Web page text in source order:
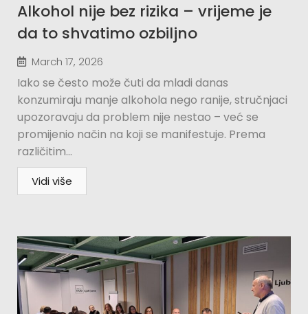
Alkohol nije bez rizika – vrijeme je
da to shvatimo ozbiljno
March 17, 2026
Iako se često može čuti da mladi danas
konzumiraju manje alkohola nego ranije, stručnjaci
upozoravaju da problem nije nestao – već se
promijenio način na koji se manifestuje. Prema
različitim...
Vidi više